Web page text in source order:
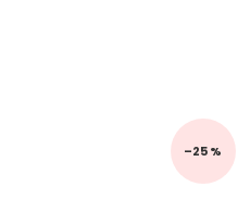
–25 %